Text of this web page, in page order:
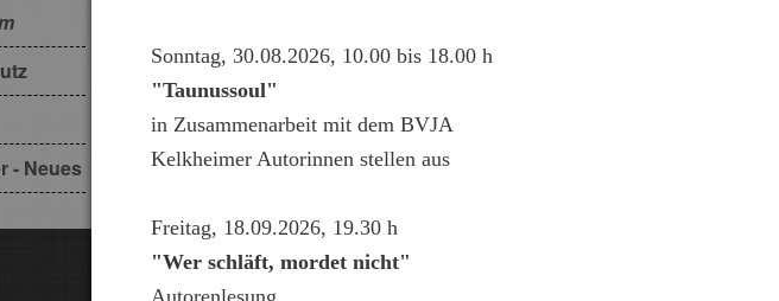
- Neues aus der Engelwerkstatt
Sonntag, 30.08.2026, 10.00 bis 18.00 h
"Taunussoul"
in Zusammenarbeit mit dem BVJA
Kelkheimer Autorinnen stellen aus
Freitag, 18.09.2026, 19.30 h
"Wer schläft, mordet nicht"
Autorenlesung